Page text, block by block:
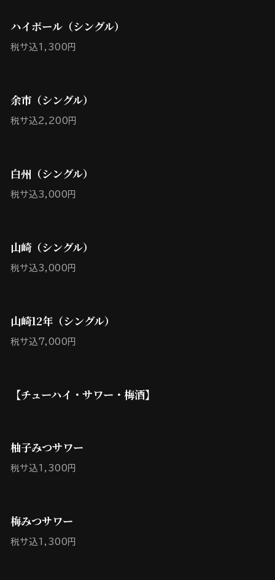
ハイボール（シングル）
税サ込1,300円
余市（シングル）
税サ込2,200円
白州（シングル）
税サ込3,000円
山崎（シングル）
税サ込3,000円
山崎12年（シングル）
税サ込7,000円
【チューハイ・サワー・梅酒】
柚子みつサワー
税サ込1,300円
梅みつサワー
税サ込1,300円